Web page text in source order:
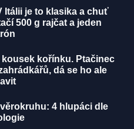
Itálii je to klasika a chuť
500 g rajčat a jeden
kousek kořínku. Ptačinec
dá se ho ale
4 hlupáci dle